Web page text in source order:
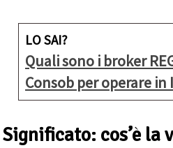
LO SAI?
Quali sono i broker
Consob per operare in
Significato: cos’è la